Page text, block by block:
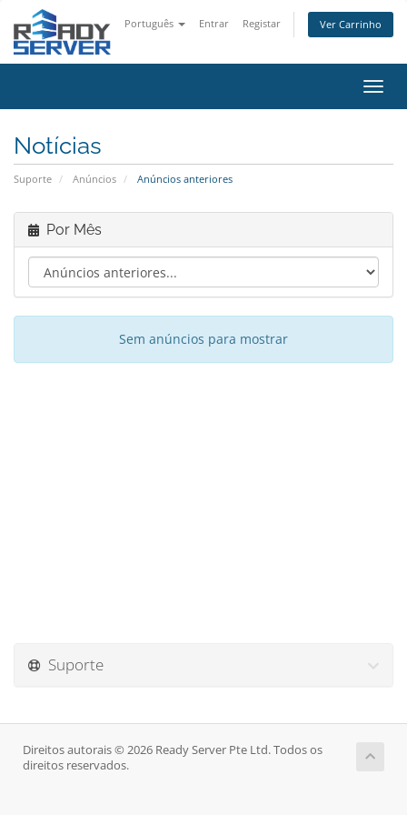
Português Entrar Registar Ver Carrinho
Notícias
Suporte Anúncios Anúncios anteriores
Por Mês
Sem anúncios para mostrar
Suporte
Direitos autorais © 2026 Ready Server Pte Ltd. Todos os
direitos reservados.